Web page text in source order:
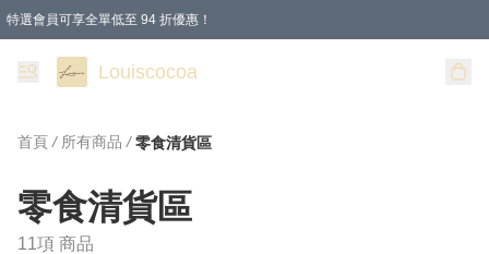
特選會員可享全單低至 94 折優惠！
購物滿 HKD 200.00即享免運費優惠！（適用於 本地送貨、本地取貨 )
Louiscocoa
首頁 / 所有商品 / 零食清貨區
零食清貨區
11項 商品